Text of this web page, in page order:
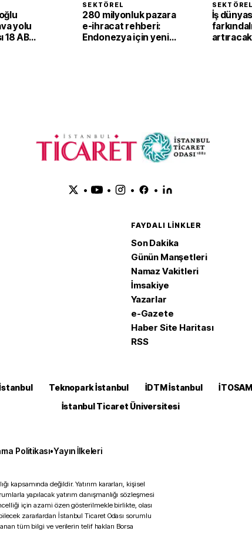
yolu
18 AB
SEKTÖREL
280 milyonluk pazara
e-ihracat rehberi:
Endonezya için yeni
İş
• • • •
FAYDALI LINKLER
Son Dakika
Günün Manşetleri
Namaz Vakitleri
İmsakiye
Yazarlar
e-Gazete
Haber Site Haritası
RSS
Teknopark İstanbul İDTM İstanbul
İTOSAM
İstanbul Ticaret Üniversitesi
Politikası•Yayın İlkeleri
kapsamında değildir. Yatırım kararları, kişisel
yapılacak yatırım danışmanlığı sözleşmesi
için azami özen gösterilmekle birlikte, olası
zararlardan İstanbul Ticaret Odası sorumlu
tüm bilgi ve verilerin telif hakları Borsa